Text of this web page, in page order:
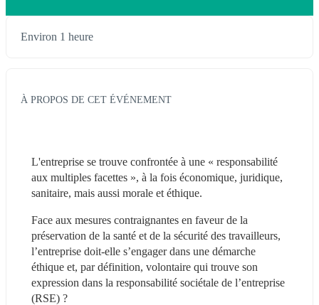
Environ 1 heure
À PROPOS DE CET ÉVÉNEMENT
L'entreprise se trouve confrontée à une « responsabilité
aux multiples facettes », à la fois économique, juridique,
sanitaire, mais aussi morale et éthique.
Face aux mesures contraignantes en faveur de la
préservation de la santé et de la sécurité des travailleurs,
l’entreprise doit-elle s’engager dans une démarche
éthique et, par définition, volontaire qui trouve son
expression dans la responsabilité sociétale de l’entreprise
(RSE) ?